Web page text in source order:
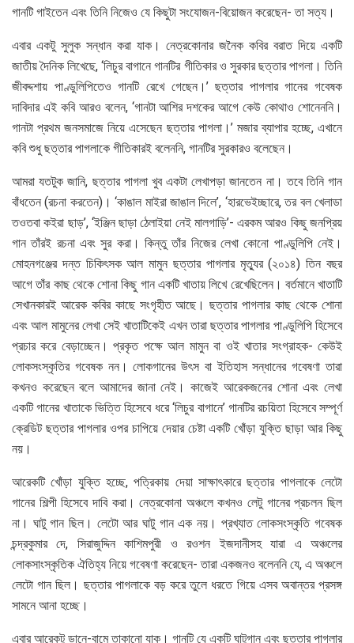
গানটি গাইতেন এবং তিনি নিজেও যে কিছুটা সংযোজন-বিয়োজন করেছেন- তা সত্য।
এবার একটু সুলুক সন্ধান করা যাক। নেত্রকোনার জনৈক কবির বরাত দিয়ে একটি
জাতীয় দৈনিক লিখেছে, ‘লিচুর বাগানে গানটির গীতিকার ও সুরকার ছত্তার পাগলা। তিনি
জীবদ্দশায় পাণ্ডুলিপিতেও গানটি রেখে গেছেন।’ ছত্তার পাগলার গানের গবেষক
দাবিদার এই কবি আরও বলেন, ‘গানটা আশির দশকের আগে কেউ কোথাও শোনেননি।
গানটা প্রথম জনসমাজে নিয়ে এসেছেন ছত্তার পাগলা।’ মজার ব্যাপার হচ্ছে, এখানে
কবি শুধু ছত্তার পাগলাকে গীতিকারই বলেননি, গানটির সুরকারও বলেছেন।
আমরা যতটুক জানি, ছত্তার পাগলা খুব একটা লেখাপড়া জানতেন না। তবে তিনি গান
বাঁধতেন (রচনা করতেন)। ‘কাঙাল মাইরা জাঙাল দিলে’, ‘হারভেইচ্ছারে, তর বল খেলাডা
তওতবা কইরা ছাড়’, ‘ইঞ্জিন ছাড়া ঠেলাইয়া নেই মালগাড়ি’- এরকম আরও কিছু জনপ্রিয়
গান তাঁরই রচনা এবং সুর করা। কিন্তু তাঁর নিজের লেখা কোনো পাণ্ডুলিপি নেই।
মোহনগঞ্জের দন্ত চিকিৎসক আল মামুন ছত্তার পাগলার মৃত্যুর (২০১৪) তিন বছর
আগে তাঁর কাছ থেকে শোনা কিছু গান একটি খাতায় লিখে রেখেছিলেন। বর্তমানে খাতাটি
সেখানকারই আরেক কবির কাছে সংগৃহীত আছে। ছত্তার পাগলার কাছ থেকে শোনা
এবং আল মামুনের লেখা সেই খাতাটিকেই এখন তারা ছত্তার পাগলার পাণ্ডুলিপি হিসেবে
প্রচার করে বেড়াচ্ছেন। প্রকৃত পক্ষে আল মামুন বা ওই খাতার সংগ্রাহক- কেউই
লোকসংস্কৃতির গবেষক নন। লোকগানের উৎস বা ইতিহাস সন্ধানের গবেষণা তারা
কখনও করেছেন বলে আমাদের জানা নেই। কাজেই আরেকজনের শোনা এবং লেখা
একটি গানের খাতাকে ভিত্তি হিসেবে ধরে ‘লিচুর বাগানে’ গানটির রচয়িতা হিসেবে সম্পূর্ণ
ক্রেডিট ছত্তার পাগলার ওপর চাপিয়ে দেয়ার চেষ্টা একটি খোঁড়া যুক্তি ছাড়া আর কিছু
নয়।
আরেকটি খোঁড়া যুক্তি হচ্ছে, পত্রিকায় দেয়া সাক্ষাৎকারে ছত্তার পাগলাকে লেটো
গানের শিল্পী হিসেবে দাবি করা। নেত্রকোনা অঞ্চলে কখনও লেটু গানের প্রচলন ছিল
না। ঘাটু গান ছিল। লেটো আর ঘাটু গান এক নয়। প্রখ্যাত লোকসংস্কৃতি গবেষক
চন্দ্রকুমার দে, সিরাজুদ্দিন কাশিমপুরী ও রওশন ইজদানীসহ যারা এ অঞ্চলের
লোকসাংস্কৃতিক ঐতিহ্য নিয়ে গবেষণা করেছেন- তারা একজনও বলেননি যে, এ অঞ্চলে
লেটো গান ছিল। ছত্তার পাগলাকে বড় করে তুলে ধরতে গিয়ে এসব অবান্তর প্রসঙ্গ
সামনে আনা হচ্ছে।
এবার আরেকটু ডানে-বামে তাকানো যাক। গানটি যে একটি ঘাটুগান এবং ছত্তার পাগলার